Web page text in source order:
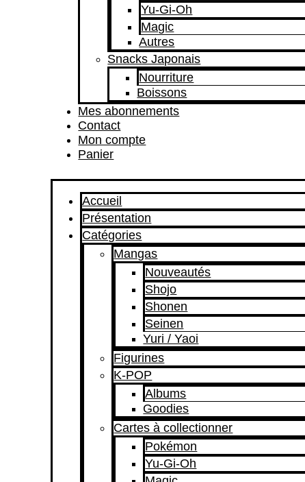
Yu-Gi-Oh
Magic
Autres
Snacks Japonais
Nourriture
Boissons
Mes abonnements
Contact
Mon compte
Panier
Accueil
Présentation
Catégories
Mangas
Nouveautés
Shojo
Shonen
Seinen
Yuri / Yaoi
Figurines
K-POP
Albums
Goodies
Cartes à collectionner
Pokémon
Yu-Gi-Oh